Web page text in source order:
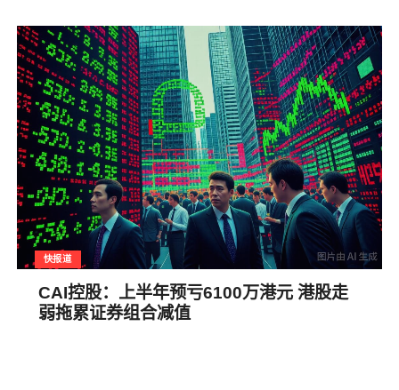
快报道
CAI控股：上半年预亏6100万港元 港股走
弱拖累证券组合减值